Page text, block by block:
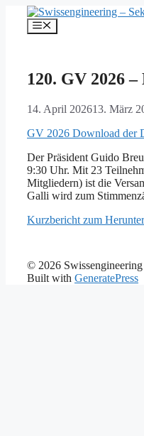
Springe
Inhalt
Menü
120. GV 2026
14. April 202613. März
GV 2026 Download der
Der Präsident Guido
9:30 Uhr. Mit 23
Mitgliedern) ist die
Galli wird zum
Kurzbericht zum
© 2026
Built with GeneratePress